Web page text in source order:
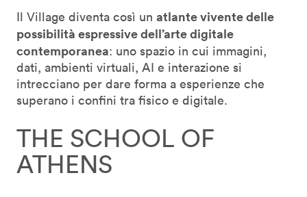
Il Village diventa così un atlante vivente delle
possibilità espressive dell’arte digitale
contemporanea: uno spazio in cui immagini,
dati, ambienti virtuali, AI e interazione si
intrecciano per dare forma a esperienze che
superano i confini tra fisico e digitale.
THE SCHOOL OF
ATHENS